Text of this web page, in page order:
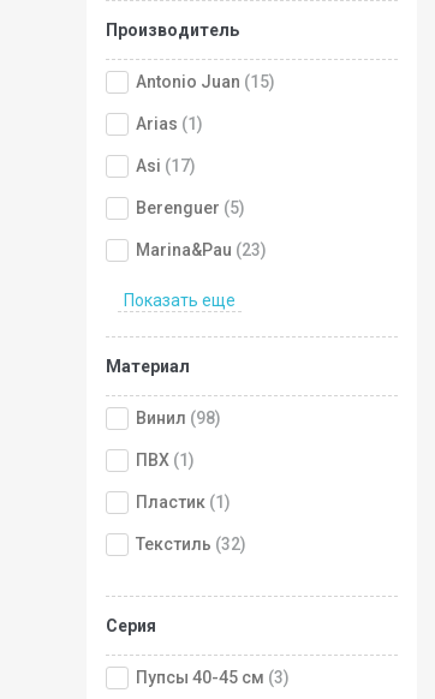
Производитель
Antonio Juan (15)
Arias (1)
Asi (17)
Berenguer (5)
Marina&Pau (23)
Показать еще
Материал
Винил (98)
ПВХ (1)
Пластик (1)
Текстиль (32)
Серия
Пупсы 40-45 см (3)